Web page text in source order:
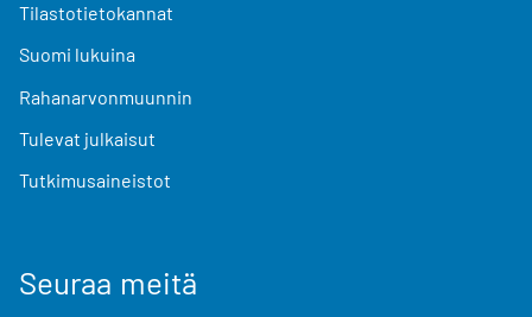
Tilastotietokannat
Suomi lukuina
Rahanarvonmuunnin
Tulevat julkaisut
Tutkimusaineistot
Seuraa meitä